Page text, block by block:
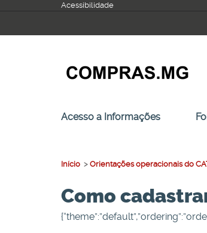
o
Acessibilidade
Acesso a Informações
Início > Orientações operacionais do
Como